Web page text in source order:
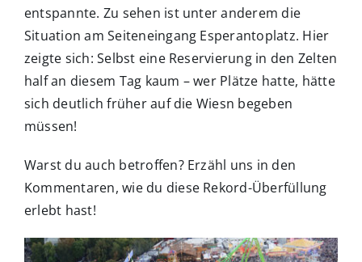
entspannte. Zu sehen ist unter anderem die
Situation am Seiteneingang Esperantoplatz. Hier
zeigte sich: Selbst eine Reservierung in den Zelten
half an diesem Tag kaum – wer Plätze hatte, hätte
sich deutlich früher auf die Wiesn begeben
müssen!
Warst du auch betroffen? Erzähl uns in den
Kommentaren, wie du diese Rekord-Überfüllung
erlebt hast!